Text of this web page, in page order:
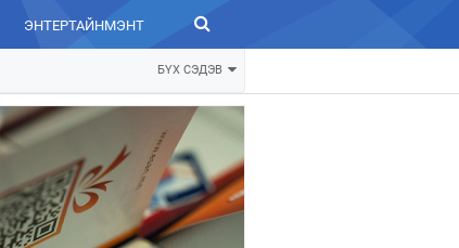
ЭНТЕРТАЙНМЭНТ ЗУРХАЙ
БҮХ СЭДЭВ